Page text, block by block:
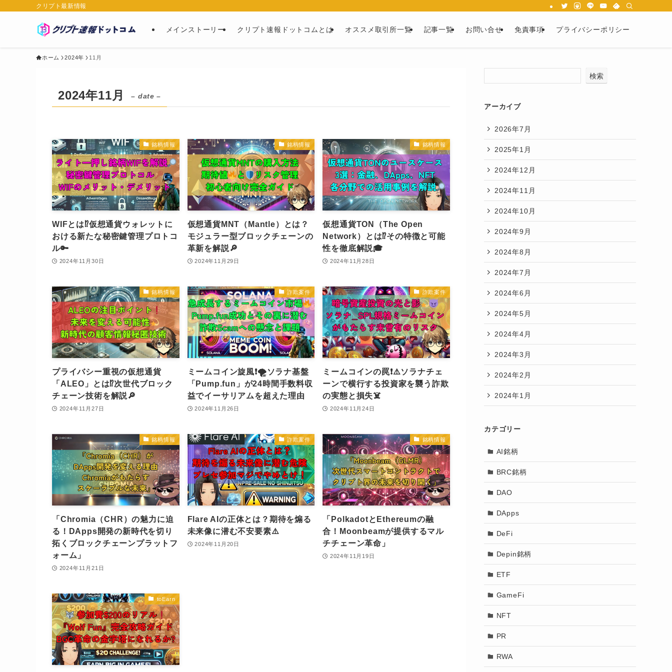
クリプト最新情報
メインストーリー クリプト速報ドットコムとは オススメ取引所一覧 記事一覧 お問い合せ 免責事項 プライバシーポリシー
ホーム 2024年 11月
2024年11月 – date –
銘柄情報
WIFとは⁉️仮想通貨ウォレットに
おける新たな秘密鍵管理プロトコ
ル🔑
2024年11月30日
銘柄情報
仮想通貨MNT（Mantle）とは？
モジュラー型ブロックチェーンの
革新を解説🔎
2024年11月29日
銘柄情報
仮想通貨TON（The Open
Network）とは⁉️その特徴と可能
性を徹底解説🎓
2024年11月28日
銘柄情報
プライバシー重視の仮想通貨
「ALEO」とは⁉️次世代ブロック
チェーン技術を解説🔎
2024年11月27日
詐欺案件
ミームコイン旋風❗️🌪️ソラナ基盤
「Pump.fun」が24時間手数料収
益でイーサリアムを超えた理由
2024年11月26日
詐欺案件
ミームコインの罠❗️⚠️ソラナチェ
ーンで横行する投資家を襲う詐欺
の実態と損失☠️
2024年11月24日
銘柄情報
「Chromia（CHR）の魅力に迫
る！DApps開発の新時代を切り
拓くブロックチェーンプラットフ
ォーム」
2024年11月21日
詐欺案件
Flare AIの正体とは？期待を煽る
未来像に潜む不安要素⚠️
2024年11月20日
銘柄情報
「PolkadotとEthereumの融
合！Moonbeamが提供するマル
チチェーン革命」
2024年11月19日
toEarn
検索
アーカイブ
2026年7月
2025年1月
2024年12月
2024年11月
2024年10月
2024年9月
2024年8月
2024年7月
2024年6月
2024年5月
2024年4月
2024年3月
2024年2月
2024年1月
カテゴリー
AI銘柄
BRC銘柄
DAO
DApps
DeFi
Depin銘柄
ETF
GameFi
NFT
PR
RWA